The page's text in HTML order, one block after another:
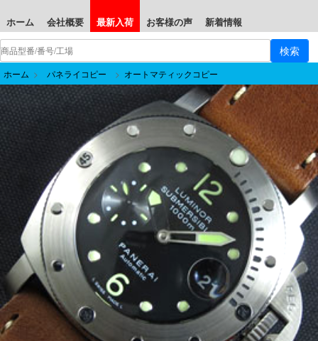
ホーム 会社概要 最新入荷 お客様の声 新着情報
ホーム > パネライコピー > オートマティックコピー